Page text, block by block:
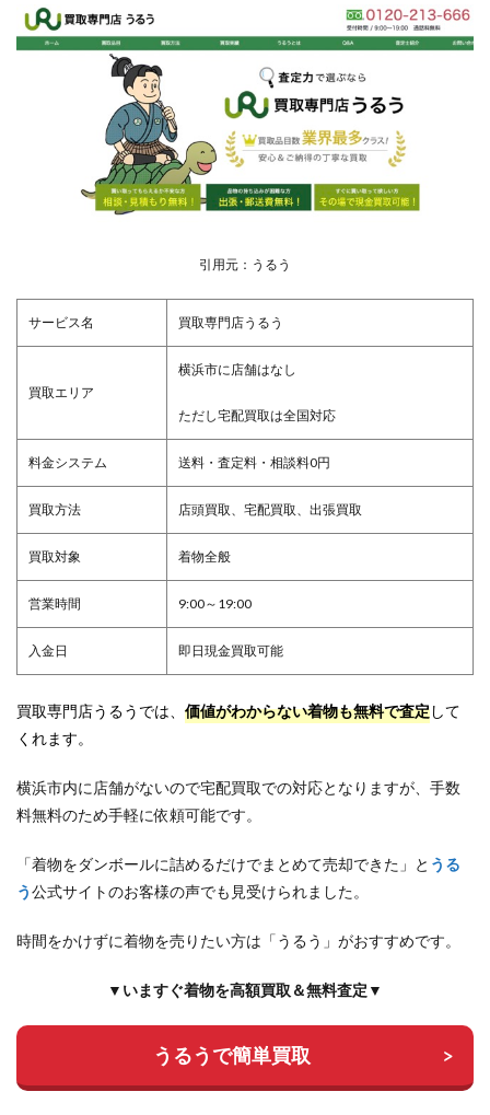
引用元：うるう
サービス名 買取専門店うるう
買取エリア
横浜市に店舗はなし
ただし宅配買取は全国対応
料金システム 送料・査定料・相談料0円
買取方法 店頭買取、宅配買取、出張買取
買取対象 着物全般
営業時間 9:00～19:00
入金日 即日現金買取可能
買取専門店うるうでは、 価値がわからない着物も無料で査定して
くれます。
横浜市内に店舗がないので宅配買取での対応となりますが、手数
料無料のため手軽に依頼可能です。
「着物をダンボールに詰めるだけでまとめて売却できた」と うる
う公式サイトのお客様の声でも見受けられました。
時間をかけずに着物を売りたい方は「うるう」がおすすめです。
▼いますぐ着物を高額買取＆無料査定▼
うるうで簡単買取